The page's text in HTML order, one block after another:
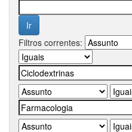
Filtros correntes: